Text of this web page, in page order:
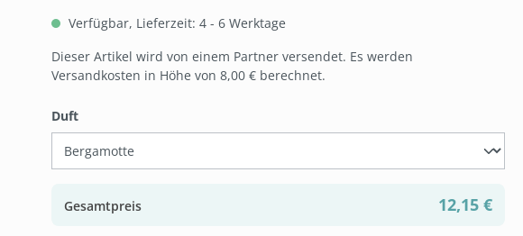
Verfügbar, Lieferzeit: 4 - 6 Werktage
Dieser Artikel wird von einem Partner versendet. Es werden
Versandkosten in Höhe von 8,00 € berechnet.
Duftauswählen
Gesamtpreis 12,15 €